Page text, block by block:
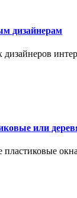
дизайнерам
или